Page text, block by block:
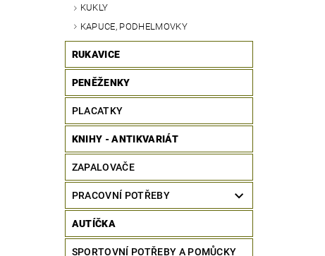
KUKLY
KAPUCE, PODHELMOVKY
RUKAVICE
PENĚŽENKY
PLACATKY
KNIHY - ANTIKVARIÁT
ZAPALOVAČE
PRACOVNÍ POTŘEBY
AUTÍČKA
SPORTOVNÍ POTŘEBY A POMŮCKY